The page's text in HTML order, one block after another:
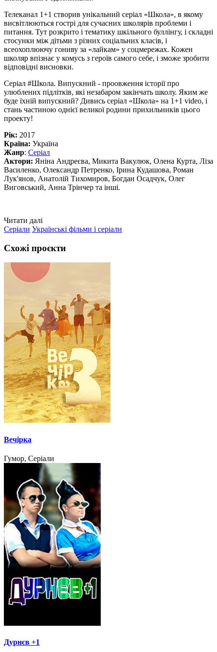
Телеканал 1+1 створив унікальний серіал «Школа», в якому
висвітлюються гострі для сучасних школярів проблеми і
питання. Тут розкрито і тематику шкільного буллінгу, і складні
стосунки між дітьми з різних соціальних класів, і
всеохоплюючу гониву за «лайкам» у соцмережах. Кожен
школяр впізнає у комусь з героїв самого себе, і зможе зробити
відповідні висновки.
Серіал #Школа. Випускний - проовження історії про
улюблених підлітків, які незабаром закінчать школу. Яким же
буде їхній випускний? Дивись серіал «Школа» на 1+1 video, і
стань частиною однієї великої родини прихильників цього
проекту!
Рік: 2017
Країна: Україна
Жанр: Серіал
Актори: Яніна Андреєва, Микита Вакулюк, Олена Курта, Ліза
Василенко, Олександр Петренко, Ірина Кудашова, Роман
Лук'янов, Анатолій Тихомиров, Богдан Осадчук, Олег
Виговський, Анна Трінчер та інші.
Читати далі
Серіали Українські фільми і серіали
Схожі проєкти
Вечірка
Гумор, Серіали
Дурнєв +1